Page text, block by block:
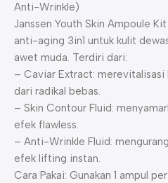
Anti-Wrinkle)
Janssen Youth Skin Ampoule
anti-aging 3in1 untuk kulit
awet muda. Terdiri dari:
– Caviar Extract: merevitalisasi
dari radikal bebas.
– Skin Contour Fluid:
efek flawless.
– Anti-Wrinkle Fluid:
efek lifting instan.
Cara Pakai: Gunakan 1 ampul